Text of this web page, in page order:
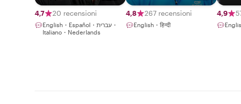
4,7 20 recensioni
English・Español・עברית・
Italiano・Nederlands
4,8 267 recensioni
English・हिन्दी
4,9